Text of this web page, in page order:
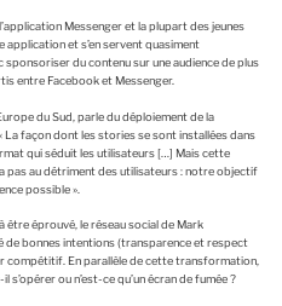
Messenger et la plupart des jeunes
et s’en servent quasiment
du contenu sur une audience de plus
entre Facebook et Messenger.
du Sud, parle du déploiement de la
façon dont les stories se sont installées dans
qui séduit les utilisateurs […] Mais cette
pas au détriment des utilisateurs : notre objectif
possible ».
être éprouvé, le réseau social de Mark
de bonnes intentions (transparence et respect
En parallèle de cette transformation,
ou n’est-ce qu’un écran de fumée ?